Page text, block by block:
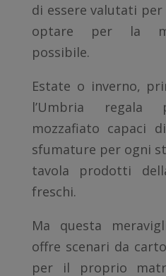
di essere valutati
optare per la
possibile.
Estate o inverno,
l’Umbria regala
mozzafiato capaci
sfumature per ogni
tavola prodotti
freschi.
Ma questa
offre scenari da
per il proprio